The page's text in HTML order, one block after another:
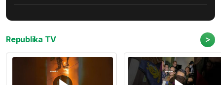
Republika TV >